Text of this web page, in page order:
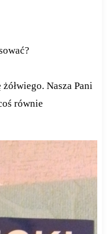
Nasza Pani
równie